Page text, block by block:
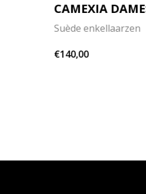
CAMEXIA
Suède enkellaarzen
€140,00